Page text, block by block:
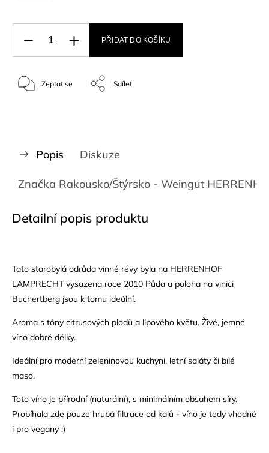
PŘIDAT DO KOŠÍKU
Zeptat se Sdílet
Popis Diskuze
Značka Rakousko/Štýrsko - Weingut
Detailní popis produktu
Tato starobylá odrůda vinné révy byla na HERRENHOF
LAMPRECHT vysazena roce 2010 Půda a poloha na vinici
Buchertberg jsou k tomu ideální.
Aroma s tóny citrusových plodů a lipového květu. Živé, jemné
víno dobré délky.
Ideální pro moderní zeleninovou kuchyni, letní saláty či bílé
maso.
Toto víno je přírodní (naturální), s minimálním obsahem síry.
Probíhala zde pouze hrubá filtrace od kalů - víno je tedy vhodné
i pro vegany :)